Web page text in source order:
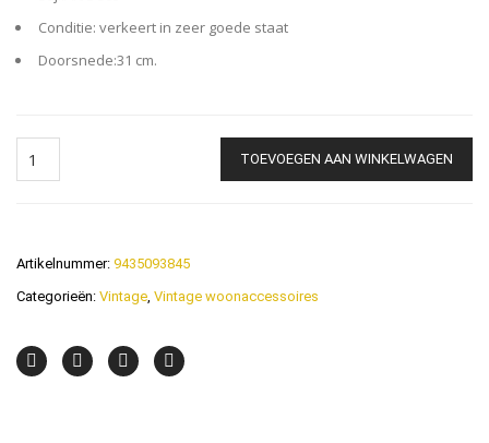
Conditie: verkeert in zeer goede staat
Doorsnede:31 cm.
Vintage
Schaal TOEVOEGEN AAN WINKELWAGEN
Artikelnummer: 9435093845
Categorieën: Vintage, Vintage woonaccessoires